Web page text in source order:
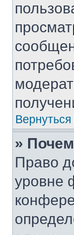
Вернуться
»
Право
уровне